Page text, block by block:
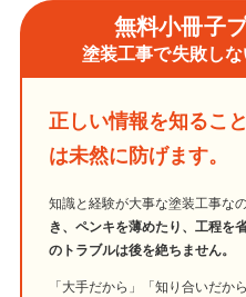
無料小冊子
塗装工事で失敗し
正しい情報を知るこ
は未然に防げます。
知識と経験が大事な塗装工事なの
き、ペンキを薄めたり、工程を
のトラブルは後を絶ちません。
「大手だから」「知り合いだか